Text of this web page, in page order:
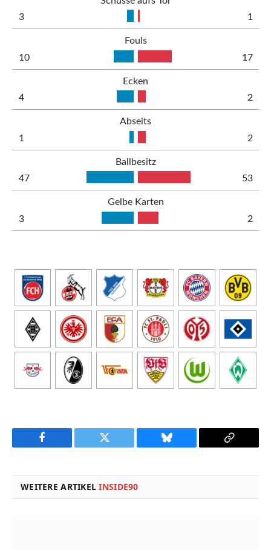
3
1
Fouls
10
17
Ecken
4
2
Abseits
1
2
Ballbesitz
47
53
Gelbe Karten
3
2
Facebook Twitter Bluesky
Copy
WEITERE ARTIKELINSIDE90